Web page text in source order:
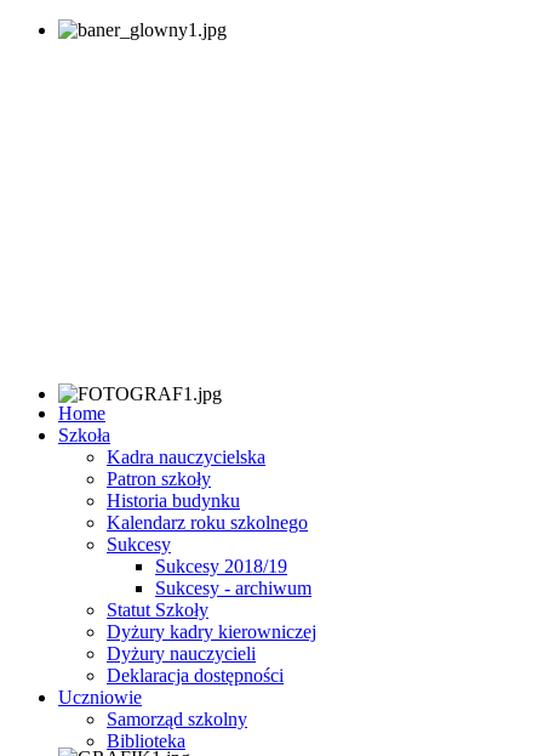
Home
Szkoła
Kadra nauczycielska
Patron szkoły
Historia budynku
Kalendarz roku szkolnego
Sukcesy
Sukcesy 2018/19
Sukcesy - archiwum
Statut Szkoły
Dyżury kadry kierowniczej
Dyżury nauczycieli
Deklaracja dostępności
Uczniowie
Samorząd szkolny
Biblioteka